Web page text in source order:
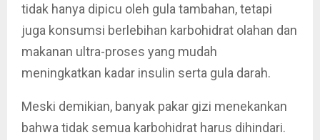
tidak hanya dipicu oleh gula tambahan, tetapi
juga konsumsi berlebihan karbohidrat olahan dan
makanan ultra-proses yang mudah
meningkatkan kadar insulin serta gula darah.
Meski demikian, banyak pakar gizi menekankan
bahwa tidak semua karbohidrat harus dihindari.